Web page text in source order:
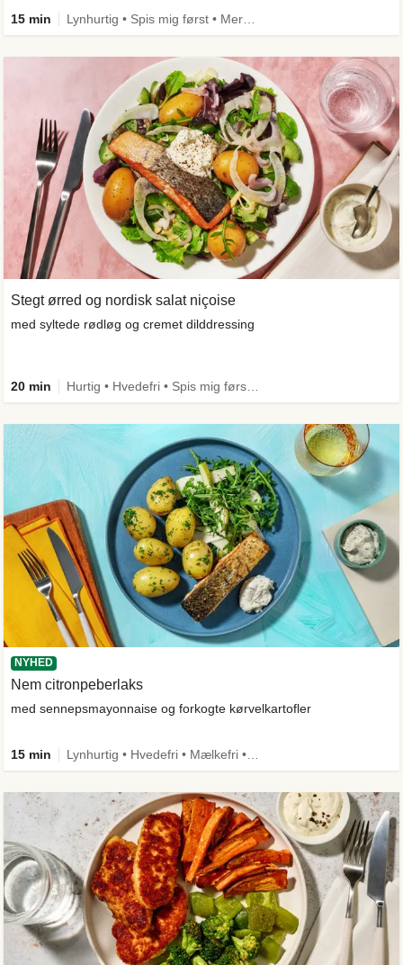
15 min
Stegt ørred og nordisk salat niçoise
med syltede rødløg og cremet dilddressing
20 min
NYHED
Nem citronpeberlaks
med sennepsmayonnaise og forkogte kørvelkartofler
15 min